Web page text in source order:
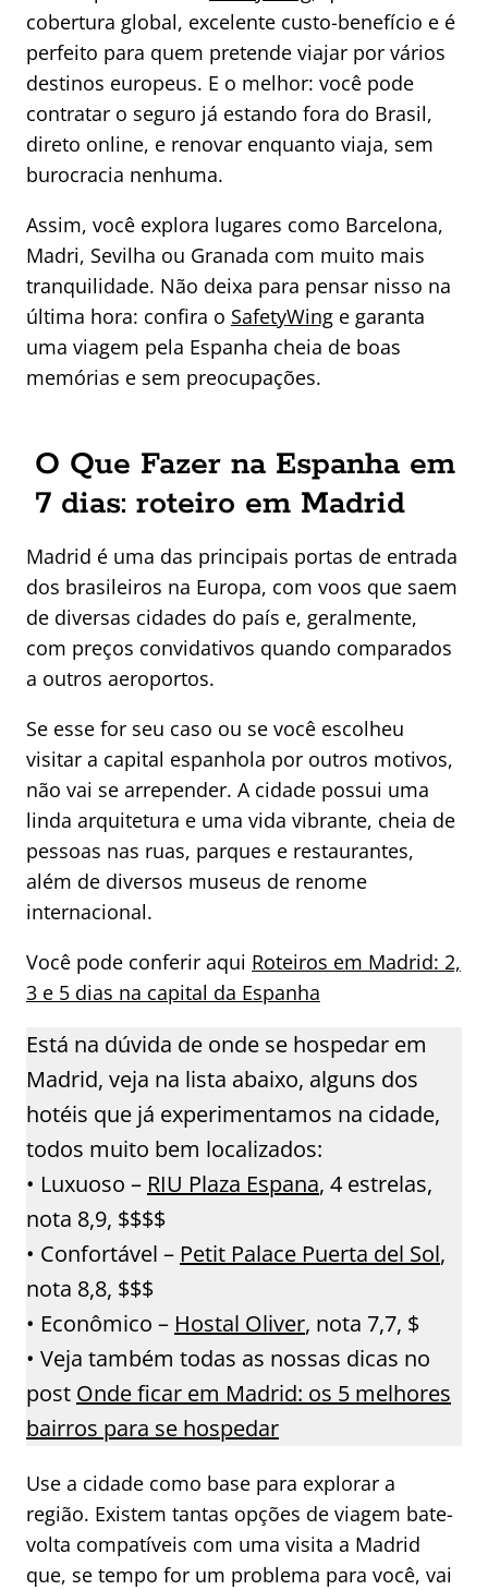
cobertura global, excelente custo-benefício e é
perfeito para quem pretende viajar por vários
destinos europeus. E o melhor: você pode
contratar o seguro já estando fora do Brasil,
direto online, e renovar enquanto viaja, sem
burocracia nenhuma.
Assim, você explora lugares como Barcelona,
Madri, Sevilha ou Granada com muito mais
tranquilidade. Não deixa para pensar nisso na
última hora: confira o SafetyWing e garanta
uma viagem pela Espanha cheia de boas
memórias e sem preocupações.
O Que Fazer na Espanha em
7 dias: roteiro em Madrid
Madrid é uma das principais portas de entrada
dos brasileiros na Europa, com voos que saem
de diversas cidades do país e, geralmente,
com preços convidativos quando comparados
a outros aeroportos.
Se esse for seu caso ou se você escolheu
visitar a capital espanhola por outros motivos,
não vai se arrepender. A cidade possui uma
linda arquitetura e uma vida vibrante, cheia de
pessoas nas ruas, parques e restaurantes,
além de diversos museus de renome
internacional.
Você pode conferir aqui Roteiros em Madrid: 2,
3 e 5 dias na capital da Espanha
Está na dúvida de onde se hospedar em
Madrid, veja na lista abaixo, alguns dos
hotéis que já experimentamos na cidade,
todos muito bem localizados:
• Luxuoso – RIU Plaza Espana, 4 estrelas,
nota 8,9, $$$$
• Confortável – Petit Palace Puerta del Sol,
nota 8,8, $$$
• Econômico – Hostal Oliver, nota 7,7, $
• Veja também todas as nossas dicas no
post Onde ficar em Madrid: os 5 melhores
bairros para se hospedar
Use a cidade como base para explorar a
região. Existem tantas opções de viagem bate-
volta compatíveis com uma visita a Madrid
que, se tempo for um problema para você, vai